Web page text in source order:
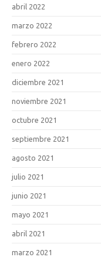
abril 2022
marzo 2022
febrero 2022
enero 2022
diciembre 2021
noviembre 2021
octubre 2021
septiembre 2021
agosto 2021
julio 2021
junio 2021
mayo 2021
abril 2021
marzo 2021